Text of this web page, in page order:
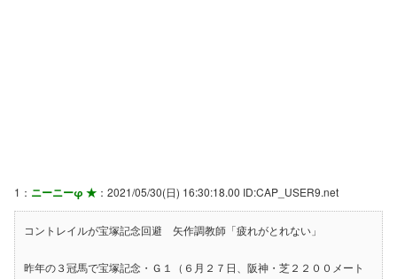
1： ニーニーφ ★ ：2021/05/30(日) 16:30:18.00 ID:CAP_USER9.net
コントレイルが宝塚記念回避 矢作調教師「疲れがとれない」
昨年の３冠馬で宝塚記念・Ｇ１（６月２７日、阪神・芝２２００メート